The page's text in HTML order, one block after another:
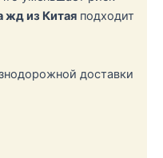
жд из Китая подходит
доставки